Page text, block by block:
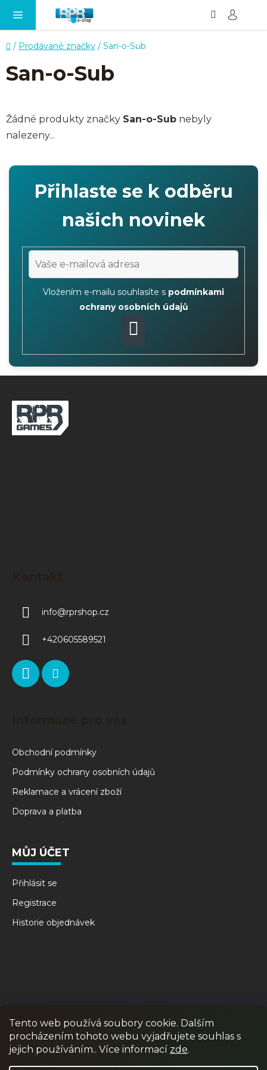
Tento web používá soubory cookie. Dalším
procházením tohoto webu vyjadřujete souhlas s
jejich používáním.. Více informací zde.
Domů
/ Prodávané značky / San-o-Sub
San-o-Sub
Žádné produkty značky San-o-Sub nebyly
nalezeny...
Přihlaste se k odběru
našich novinek
Vložením e-mailu souhlasíte s podmínkami
ochrany osobních údajů
PŘIHLÁSIT
SE
info@rprshop.cz
+420605589521
Obchodní podmínky
Podmínky ochrany osobních údajů
Reklamace a vrácení zboží
Doprava a platba
MŮJ ÚČET
Přihlásit se
Registrace
Historie objednávek
RPR GAMES PAINTBALL JUNIOR PAINTBALL